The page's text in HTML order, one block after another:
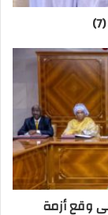
وقع أزمة